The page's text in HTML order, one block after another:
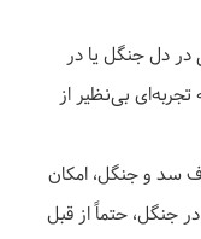
در دل جنگل یا در
تجربه‌ای بی‌نظیر از
سد و جنگل، امکان
جنگل، حتماً از قبل